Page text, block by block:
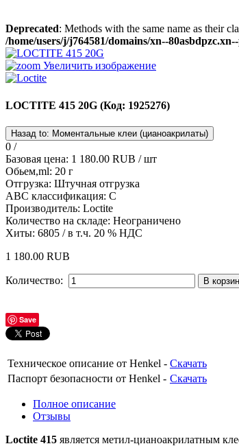
Deprecated: Methods with the same name as their
/home/users/j/j764581/domains/xn--
Увеличить изображение
LOCTITE 415 20G (Код: 1925276)
0 /
Базовая цена: 1 180.00 RUB / шт
Обьем,ml: 20 г
Отгрузка: Штучная отгрузка
АBС классификация: C
Производитель: Loctite
Количество на складе: Неограничено
Хиты: 6805 / в т.ч. 20 % НДС
1 180.00 RUB
Количество:
Save
Техническое описание от Henkel - Скачать
Паспорт безопасности от Henkel - Скачать
Полное описание
Отзывы
Loctite 415 является метил-цианоакрилатным